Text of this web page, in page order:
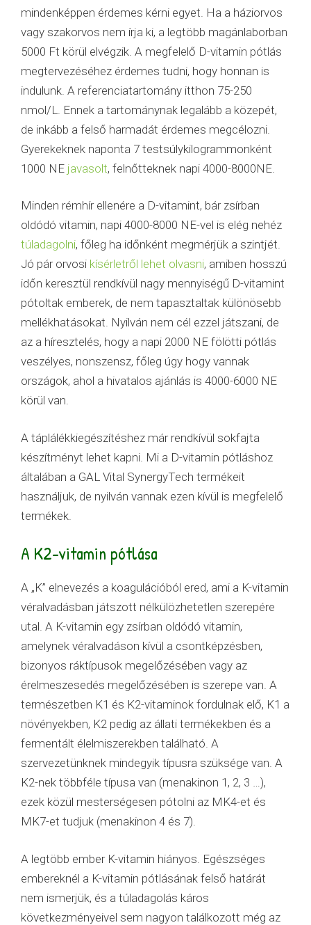
mindenképpen érdemes kérni egyet. Ha a háziorvos
vagy szakorvos nem írja ki, a legtöbb magánlaborban
5000 Ft körül elvégzik. A megfelelő D-vitamin pótlás
megtervezéséhez érdemes tudni, hogy honnan is
indulunk. A referenciatartomány itthon 75-250
nmol/L. Ennek a tartománynak legalább a közepét,
de inkább a felső harmadát érdemes megcélozni.
Gyerekeknek naponta 7 testsúlykilogrammonként
1000 NE javasolt, felnőtteknek napi 4000-8000NE.
Minden rémhír ellenére a D-vitamint, bár zsírban
oldódó vitamin, napi 4000-8000 NE-vel is elég nehéz
túladagolni, főleg ha időnként megmérjük a szintjét.
Jó pár orvosi kísérletről lehet olvasni, amiben hosszú
időn keresztül rendkívül nagy mennyiségű D-vitamint
pótoltak emberek, de nem tapasztaltak különösebb
mellékhatásokat. Nyilván nem cél ezzel játszani, de
az a híresztelés, hogy a napi 2000 NE fölötti pótlás
veszélyes, nonszensz, főleg úgy hogy vannak
országok, ahol a hivatalos ajánlás is 4000-6000 NE
körül van.
A táplálékkiegészítéshez már rendkívül sokfajta
készítményt lehet kapni. Mi a D-vitamin pótláshoz
általában a GAL Vital SynergyTech termékeit
használjuk, de nyilván vannak ezen kívül is megfelelő
termékek.
A K2-vitamin pótlása
A „K” elnevezés a koagulációból ered, ami a K-vitamin
véralvadásban játszott nélkülözhetetlen szerepére
utal. A K-vitamin egy zsírban oldódó vitamin,
amelynek véralvadáson kívül a csontképzésben,
bizonyos ráktípusok megelőzésében vagy az
érelmeszesedés megelőzésében is szerepe van. A
természetben K1 és K2-vitaminok fordulnak elő, K1 a
növényekben, K2 pedig az állati termékekben és a
fermentált élelmiszerekben található. A
szervezetünknek mindegyik típusra szüksége van. A
K2-nek többféle típusa van (menakinon 1, 2, 3 …),
ezek közül mesterségesen pótolni az MK4-et és
MK7-et tudjuk (menakinon 4 és 7).
A legtöbb ember K-vitamin hiányos. Egészséges
embereknél a K-vitamin pótlásának felső határát
nem ismerjük, és a túladagolás káros
következményeivel sem nagyon találkozott még az